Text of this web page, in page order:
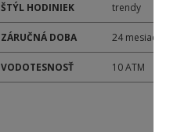
ŠTÝL HODINIEK trendy
ZÁRUČNÁ DOBA 24 mesiacov
VODOTESNOSŤ 10 ATM